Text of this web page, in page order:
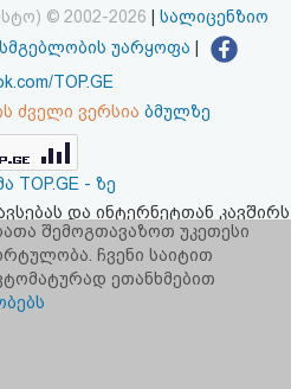
© 2002-2026
სალიცენზიო
უარყოფა
TOP.GE
ძველი ვერსია ბმულზე
TOP.GE - ზე
და ინტერნეტთან კავშირს
CLOUD9
შემოგთავაზოთ უკეთესი
ჩვენი საიტით
ეთანხმებით